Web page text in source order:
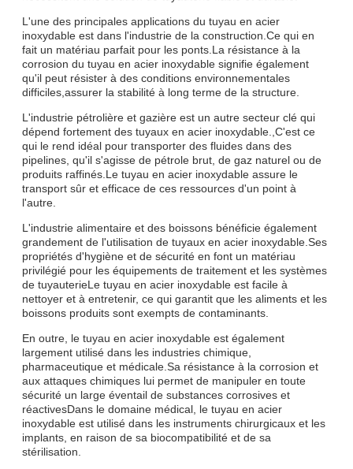
L'une des principales applications du tuyau en acier
inoxydable est dans l'industrie de la construction.Ce qui en
fait un matériau parfait pour les ponts.La résistance à la
corrosion du tuyau en acier inoxydable signifie également
qu'il peut résister à des conditions environnementales
difficiles,assurer la stabilité à long terme de la structure.
L'industrie pétrolière et gazière est un autre secteur clé qui
dépend fortement des tuyaux en acier inoxydable.,C'est ce
qui le rend idéal pour transporter des fluides dans des
pipelines, qu'il s'agisse de pétrole brut, de gaz naturel ou de
produits raffinés.Le tuyau en acier inoxydable assure le
transport sûr et efficace de ces ressources d'un point à
l'autre.
L'industrie alimentaire et des boissons bénéficie également
grandement de l'utilisation de tuyaux en acier inoxydable.Ses
propriétés d'hygiène et de sécurité en font un matériau
privilégié pour les équipements de traitement et les systèmes
de tuyauterieLe tuyau en acier inoxydable est facile à
nettoyer et à entretenir, ce qui garantit que les aliments et les
boissons produits sont exempts de contaminants.
En outre, le tuyau en acier inoxydable est également
largement utilisé dans les industries chimique,
pharmaceutique et médicale.Sa résistance à la corrosion et
aux attaques chimiques lui permet de manipuler en toute
sécurité un large éventail de substances corrosives et
réactivesDans le domaine médical, le tuyau en acier
inoxydable est utilisé dans les instruments chirurgicaux et les
implants, en raison de sa biocompatibilité et de sa
stérilisation.